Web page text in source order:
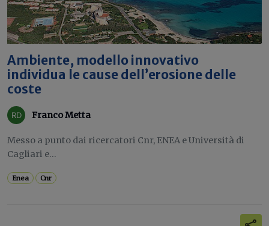
Ambiente, modello innovativo
individua le cause dell’erosione delle
coste
Franco Metta
Messo a punto dai ricercatori Cnr, ENEA e Università di
Cagliari e...
Enea Cnr